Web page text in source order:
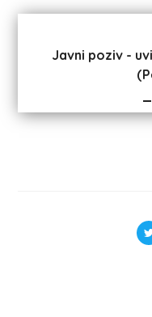
Javni poziv -